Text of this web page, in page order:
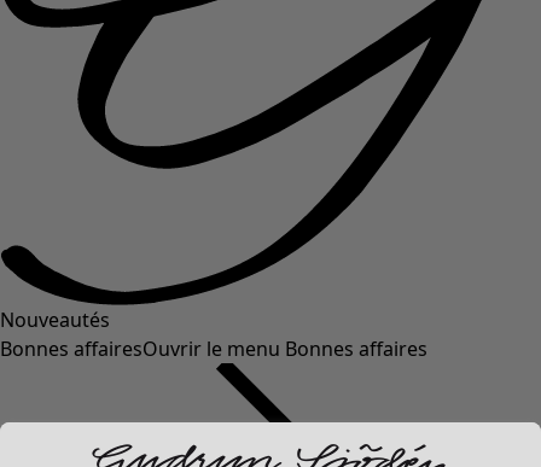
Nouveautés
Bonnes affairesOuvrir le menu Bonnes affaires